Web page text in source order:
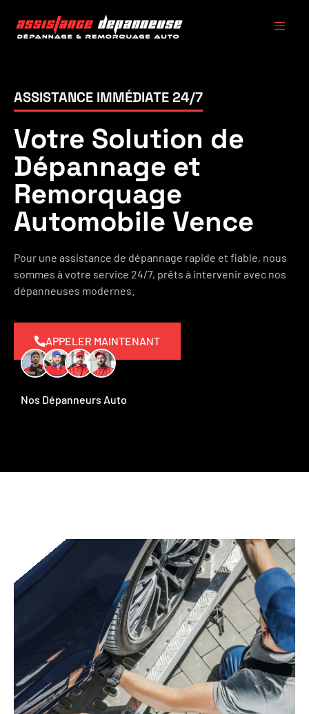
ASSISTANCE IMMÉDIATE 24/7
Votre Solution de
Dépannage et
Remorquage
Automobile Vence
Pour une assistance de dépannage rapide et fiable, nous
sommes à votre service 24/7, prêts à intervenir avec nos
dépanneuses modernes.
APPELER MAINTENANT
Nos Dépanneurs Auto